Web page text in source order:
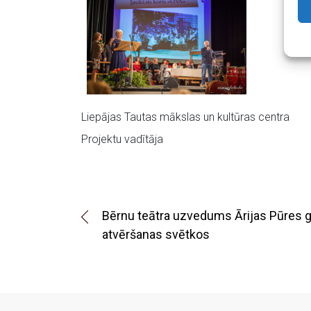
Liepājas Tautas mākslas un kultūras centra
Projektu vadītāja
Bērnu teātra uzvedums Ārijas Pūres
atvēršanas svētkos